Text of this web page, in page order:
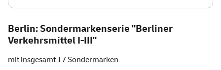
Berlin: Sondermarkenserie "Berliner
Verkehrsmittel I-III"
mit insgesamt 17 Sondermarken